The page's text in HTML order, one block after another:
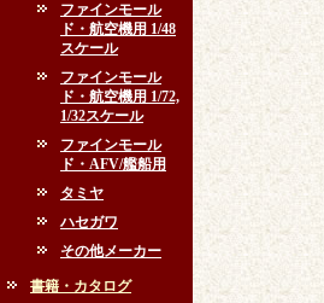
ファインモール
ド・航空機用 1/48
スケール
ファインモール
ド・航空機用 1/72,
1/32スケール
ファインモール
ド・AFV/艦船用
タミヤ
ハセガワ
その他メーカー
書籍・カタログ